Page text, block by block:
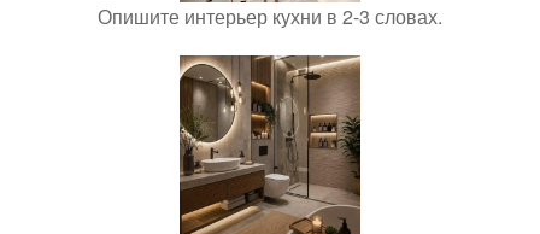
Опишите интерьер кухни в 2-3 словах.